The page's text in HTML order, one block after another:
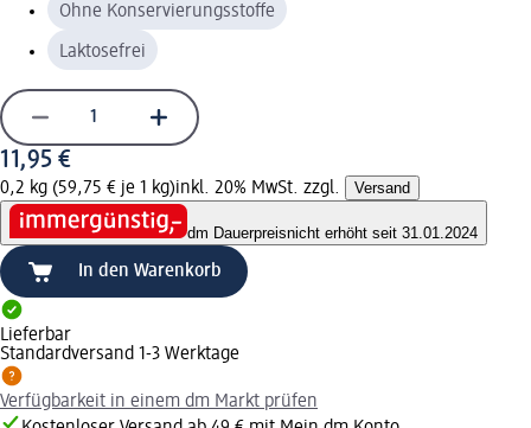
Ohne Konservierungsstoffe
Laktosefrei
11,95 €
0,2 kg (59,75 € je 1 kg)inkl. 20% MwSt. zzgl. Versand
dm Dauerpreisnicht erhöht seit 31.01.2024
In den Warenkorb
Lieferbar
Standardversand 1-3 Werktage
Verfügbarkeit in einem dm Markt prüfen